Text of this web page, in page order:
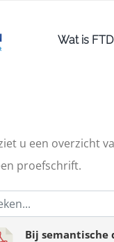
Wat is FTD
u een overzicht
proefschrift.
Bij semantische